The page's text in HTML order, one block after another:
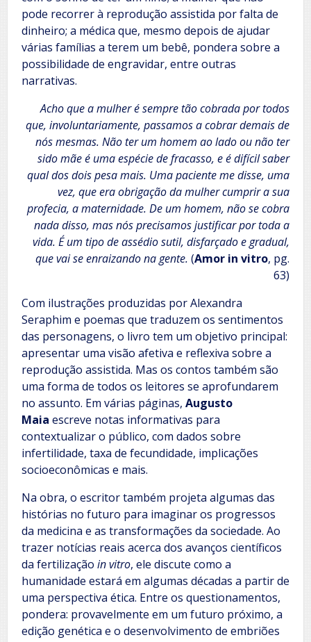
pode recorrer à reprodução assistida por falta de
dinheiro; a médica que, mesmo depois de ajudar
várias famílias a terem um bebê, pondera sobre a
possibilidade de engravidar, entre outras
narrativas.
Acho que a mulher é sempre tão cobrada por todos
que, involuntariamente, passamos a cobrar demais de
nós mesmas. Não ter um homem ao lado ou não ter
sido mãe é uma espécie de fracasso, e é difícil saber
qual dos dois pesa mais. Uma paciente me disse, uma
vez, que era obrigação da mulher cumprir a sua
profecia, a maternidade. De um homem, não se cobra
nada disso, mas nós precisamos justificar por toda a
vida. É um tipo de assédio sutil, disfarçado e gradual,
que vai se enraizando na gente. (Amor in vitro, pg.
63)
Com ilustrações produzidas por Alexandra
Seraphim e poemas que traduzem os sentimentos
das personagens, o livro tem um objetivo principal:
apresentar uma visão afetiva e reflexiva sobre a
reprodução assistida. Mas os contos também são
uma forma de todos os leitores se aprofundarem
no assunto. Em várias páginas, Augusto
Maia escreve notas informativas para
contextualizar o público, com dados sobre
infertilidade, taxa de fecundidade, implicações
socioeconômicas e mais.
Na obra, o escritor também projeta algumas das
histórias no futuro para imaginar os progressos
da medicina e as transformações da sociedade. Ao
trazer notícias reais acerca dos avanços científicos
da fertilização in vitro, ele discute como a
humanidade estará em algumas décadas a partir de
uma perspectiva ética. Entre os questionamentos,
pondera: provavelmente em um futuro próximo, a
edição genética e o desenvolvimento de embriões